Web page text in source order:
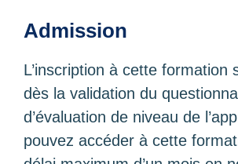
Admission
L’inscription à cette formation
dès la validation du
d’évaluation de niveau de
pouvez accéder à cette